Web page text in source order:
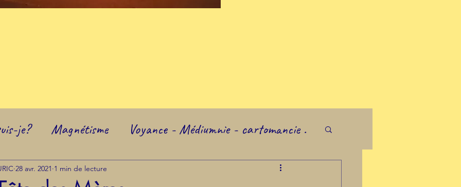
je? Magnétisme Voyance - Médiumnie - cartomancie .
BLACK FRIDAY
28 avr. 2021 1 min de lecture